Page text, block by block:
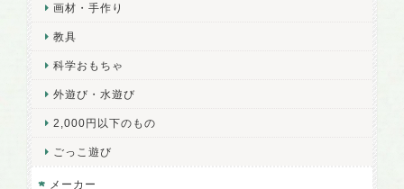
画材・手作り
教具
科学おもちゃ
外遊び・水遊び
2,000円以下のもの
ごっこ遊び
メーカー